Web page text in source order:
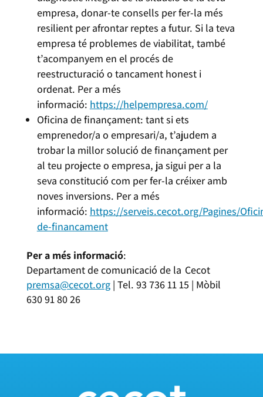
empresa, donar-te consells per fer-la més
resilient per afrontar reptes a futur. Si la teva
empresa té problemes de viabilitat, també
t’acompanyem en el procés de
reestructuració o tancament honest i
ordenat. Per a més
informació: https://helpempresa.com/
Oficina de finançament: tant si ets
emprenedor/a o empresari/a, t’ajudem a
trobar la millor solució de finançament per
al teu projecte o empresa, ja sigui per a la
seva constitució com per fer-la créixer amb
noves inversions. Per a més
informació: https://serveis.cecot.org/Pagines/
de-financament
Per a més informació:
Departament de comunicació de la Cecot
premsa@cecot.org| Tel. 93 736 11 15 | Mòbil
630 91 80 26